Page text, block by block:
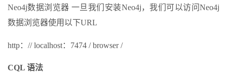
Neo4j数据浏览器 一旦我们安装Neo4j，我们可以访问Neo4j
数据浏览器使用以下URL
http：// localhost：7474 / browser /
CQL 语法